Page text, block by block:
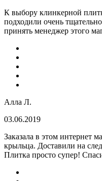
К выбору клинкерной
подходили очень
принять менеджер этого
Алла Л.
03.06.2019
Заказала в этом интернет
крыльца. Доставили на
Плитка просто супер!